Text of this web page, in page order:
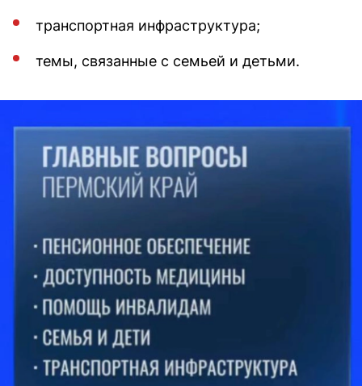
транспортная инфраструктура;
темы, связанные с семьей и детьми.